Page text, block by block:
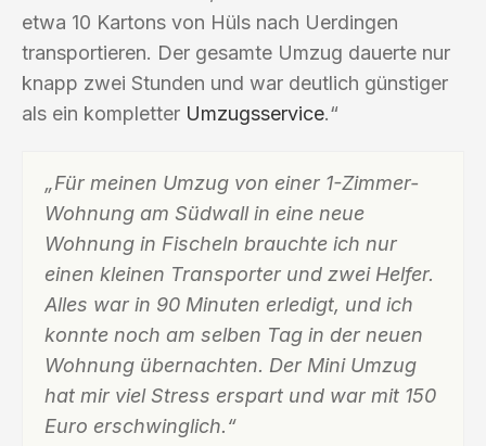
etwa 10 Kartons von Hüls nach Uerdingen
transportieren. Der gesamte Umzug dauerte nur
knapp zwei Stunden und war deutlich günstiger
als ein kompletter Umzugsservice.“
„Für meinen Umzug von einer 1-Zimmer-
Wohnung am Südwall in eine neue
Wohnung in Fischeln brauchte ich nur
einen kleinen Transporter und zwei Helfer.
Alles war in 90 Minuten erledigt, und ich
konnte noch am selben Tag in der neuen
Wohnung übernachten. Der Mini Umzug
hat mir viel Stress erspart und war mit 150
Euro erschwinglich.“